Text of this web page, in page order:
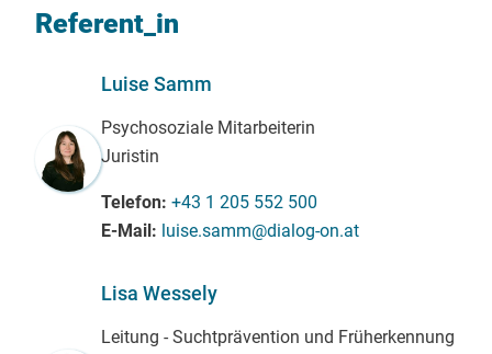
Referent_in
Luise Samm
Psychosoziale Mitarbeiterin
Juristin
Telefon +43 1 205 552 500
E-Mail luise.samm@dialog-on.at
Lisa Wessely
Leitung - Suchtprävention und Früherkennung